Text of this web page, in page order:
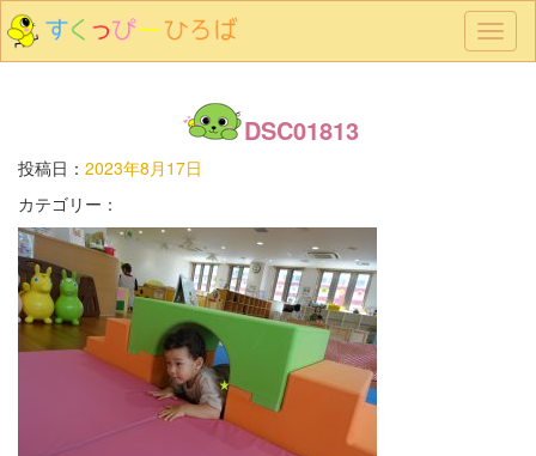
メ
ニ
DSC01813
投稿日： 2023年8月17日
カテゴリー：